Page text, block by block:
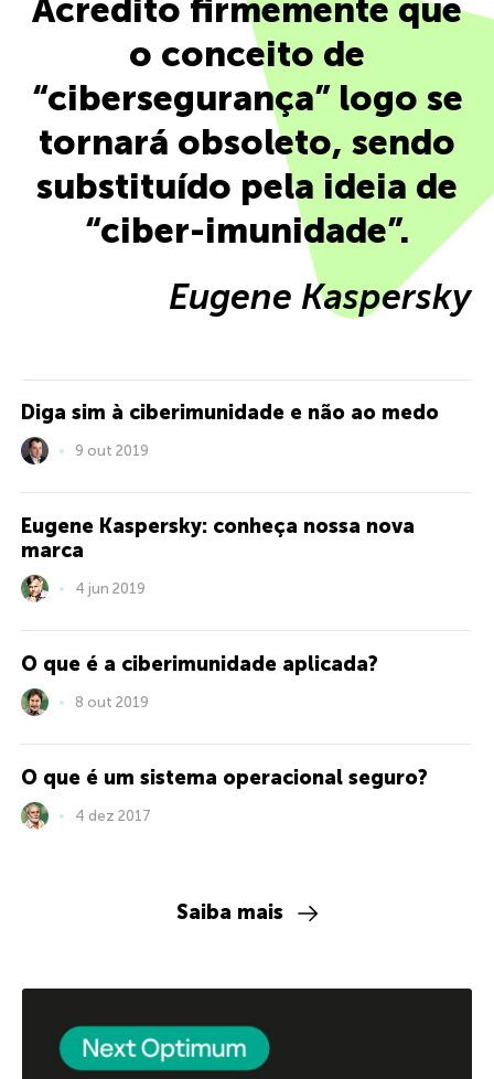
Acredito firmemente que
o conceito de
“cibersegurança” logo se
tornará obsoleto, sendo
substituído pela ideia de
“ciber-imunidade”.
Eugene Kaspersky
Diga sim à ciberimunidade e não ao medo
9 out 2019
Eugene Kaspersky: conheça nossa nova
marca
4 jun 2019
O que é a ciberimunidade aplicada?
8 out 2019
O que é um sistema operacional seguro?
4 dez 2017
Saiba mais